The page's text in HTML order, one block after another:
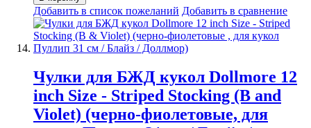
Добавить в список пожеланий Добавить в сравнение
Чулки для БЖД кукол Dollmore 12
inch Size - Striped Stocking (B and
Violet) (черно-фиолетовые, для